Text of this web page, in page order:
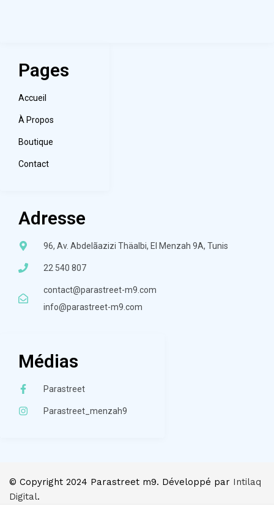
Pages
Accueil
À Propos
Boutique
Contact
Adresse
96, Av. Abdelãazizi Thäalbi, El Menzah 9A, Tunis
22 540 807
contact@parastreet-m9.com
info@parastreet-m9.com
Médias
Parastreet
Parastreet_menzah9
© Copyright 2024 Parastreet m9. Développé par Intilaq
Digital.